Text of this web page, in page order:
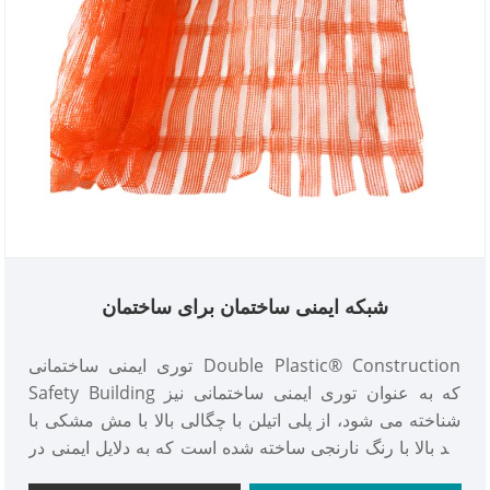
شبکه ایمنی ساختمان برای ساختمان
توری ایمنی ساختمانی Double Plastic® Construction
Safety Building که به عنوان توری ایمنی ساختمانی نیز
شناخته می شود، از پلی اتیلن با چگالی بالا با مش مشکی با
دید بالا با رنگ نارنجی ساخته شده است که به دلایل ایمنی در